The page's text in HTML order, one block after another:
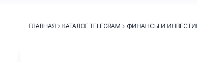
ГЛАВНАЯ КАТАЛОГ TELEGRAM ФИНАНСЫ И